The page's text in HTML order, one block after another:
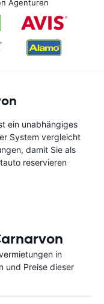
Agenturen
ein unabhängiges
System vergleicht
damit Sie als
reservieren
in
und Preise dieser